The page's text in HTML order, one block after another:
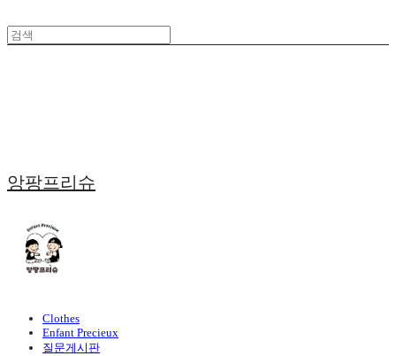
앙팡프리슈
Clothes
Enfant Precieux
질문게시판